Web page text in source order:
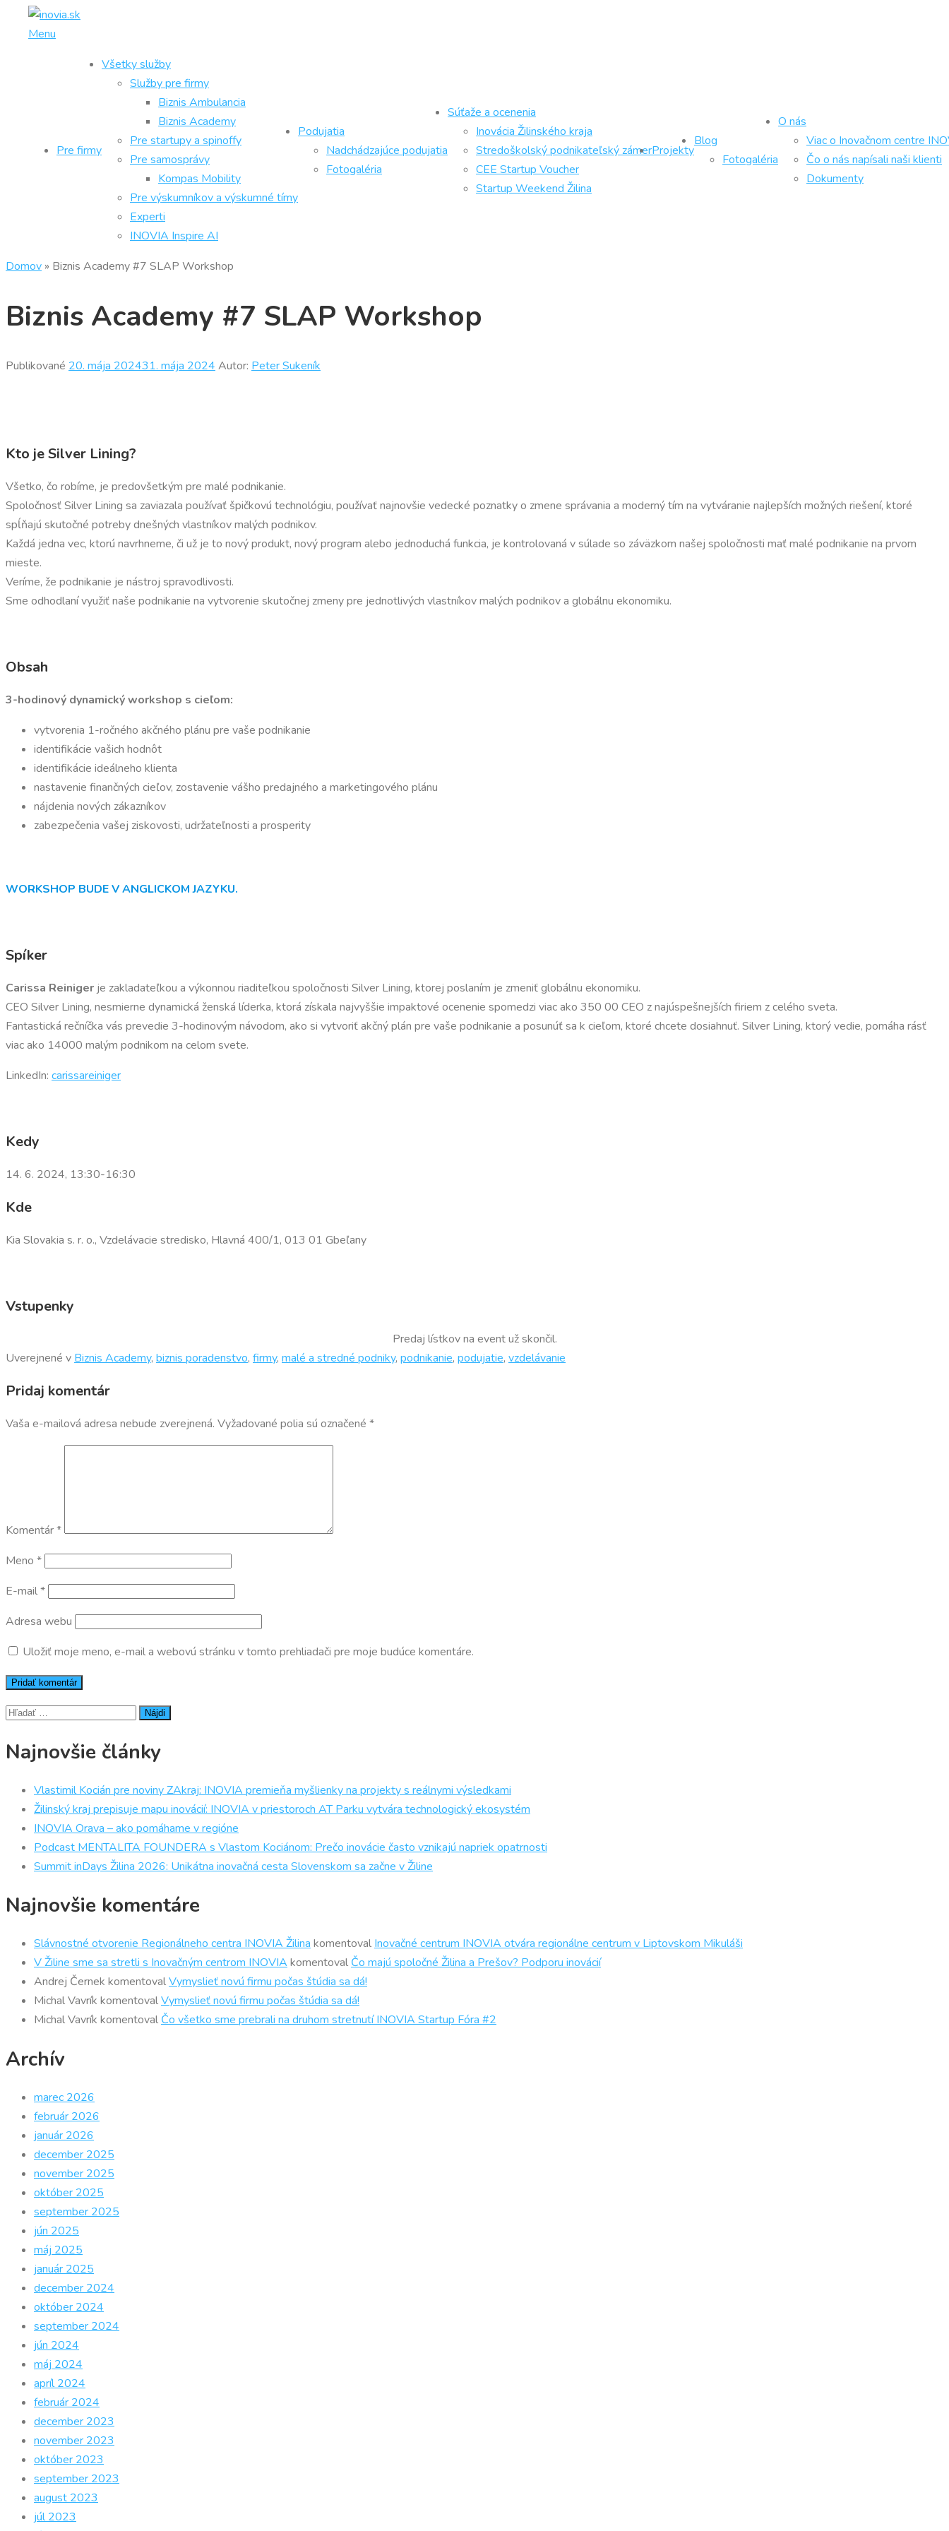
Prejsť
Menu
Pre firmy
Všetky služby
Služby pre firmy
Biznis Ambulancia
Biznis Academy
Pre startupy a spinoffy
Pre samosprávy
Kompas Mobility
Pre výskumníkov a výskumné tímy
Experti
INOVIA Inspire AI
Podujatia
Nadchádzajúce podujatia
Fotogaléria
Súťaže a ocenenia
Inovácia Žilinského kraja
Stredoškolský podnikateľský zámer
CEE Startup Voucher
Startup Weekend Žilina
Projekty
Blog
Fotogaléria
O nás
Viac o Inovačnom centre
Čo o nás napísali naši klienti
Dokumenty
Domov » Biznis Academy #7 SLAP Workshop
Biznis Academy #7 SLAP Workshop
Publikované 20. mája 202431. mája 2024 Autor: Peter Sukeník
Kto je Silver Lining?
Všetko, čo robíme, je predovšetkým pre malé podnikanie.
Spoločnosť Silver Lining sa zaviazala používať špičkovú technológiu, používať najnovšie vedecké poznatky o zmene správania a moderný tím na vytváranie najlepších možných riešení, ktoré
spĺňajú skutočné potreby dnešných vlastníkov malých podnikov.
Každá jedna vec, ktorú navrhneme, či už je to nový produkt, nový program alebo jednoduchá funkcia, je kontrolovaná v súlade so záväzkom našej spoločnosti mať malé podnikanie na prvom
mieste.
Veríme, že podnikanie je nástroj spravodlivosti.
Sme odhodlaní využiť naše podnikanie na vytvorenie skutočnej zmeny pre jednotlivých vlastníkov malých podnikov a globálnu ekonomiku.
Obsah
3-hodinový dynamický workshop s cieľom:
vytvorenia 1-ročného akčného plánu pre vaše podnikanie
identifikácie vašich hodnôt
identifikácie ideálneho klienta
nastavenie finančných cieľov, zostavenie vášho predajného a marketingového plánu
nájdenia nových zákazníkov
zabezpečenia vašej ziskovosti, udržateľnosti a prosperity
WORKSHOP BUDE V ANGLICKOM JAZYKU.
Spíker
Carissa Reiniger je zakladateľkou a výkonnou riaditeľkou spoločnosti Silver Lining, ktorej poslaním je zmeniť globálnu ekonomiku.
CEO Silver Lining, nesmierne dynamická ženská líderka, ktorá získala najvyššie impaktové ocenenie spomedzi viac ako 350 00 CEO z najúspešnejších firiem z celého sveta.
Fantastická rečníčka vás prevedie 3-hodinovým návodom, ako si vytvoriť akčný plán pre vaše podnikanie a posunúť sa k cieľom, ktoré chcete dosiahnuť. Silver Lining, ktorý vedie, pomáha rásť
viac ako 14000 malým podnikom na celom svete.
LinkedIn: carissareiniger
Kedy
14. 6. 2024, 13:30-16:30
Kde
Kia Slovakia s. r. o., Vzdelávacie stredisko, Hlavná 400/1, 013 01 Gbeľany
Vstupenky
Predaj lístkov na event už skončil.
Uverejnené v Biznis Academy, biznis poradenstvo, firmy, malé a stredné podniky, podnikanie, podujatie, vzdelávanie
Pridaj komentár
Vaša e-mailová adresa nebude zverejnená. Vyžadované polia sú označené *
Komentár*
Meno *
E-mail*
Adresa webu
Uložiť moje meno, e-mail a webovú stránku v tomto prehliadači pre moje budúce komentáre.
Hľadať:
Najnovšie články
Vlastimil Kocián pre noviny ZAkraj: INOVIA premieňa myšlienky na projekty s reálnymi výsledkami
Žilinský kraj prepisuje mapu inovácií: INOVIA v priestoroch AT Parku vytvára technologický ekosystém
INOVIA Orava – ako pomáhame v regióne
Podcast MENTALITA FOUNDERA s Vlastom Kociánom: Prečo inovácie často vznikajú napriek opatrnosti
Summit inDays Žilina 2026: Unikátna inovačná cesta Slovenskom sa začne v Žiline
Najnovšie komentáre
Slávnostné otvorenie Regionálneho centra INOVIA Žilina komentoval Inovačné centrum INOVIA otvára regionálne centrum v Liptovskom Mikuláši
V Žiline sme sa stretli s Inovačným centrom INOVIA komentoval Čo majú spoločné Žilina a Prešov? Podporu inovácií
Andrej Černek komentovalVymyslieť novú firmu počas štúdia sa dá!
Michal Vavrík komentovalVymyslieť novú firmu počas štúdia sa dá!
Michal Vavrík komentoval Čo všetko sme prebrali na druhom stretnutí INOVIA Startup Fóra #2
Archív
marec 2026
február 2026
január 2026
december 2025
november 2025
október 2025
september 2025
jún 2025
máj 2025
január 2025
december 2024
október 2024
september 2024
jún 2024
máj 2024
apríl 2024
február 2024
december 2023
november 2023
október 2023
september 2023
august 2023
júl 2023